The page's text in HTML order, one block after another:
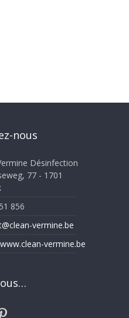
nous
Désinfection
77 - 1701
856
vermine.be
vermine.be